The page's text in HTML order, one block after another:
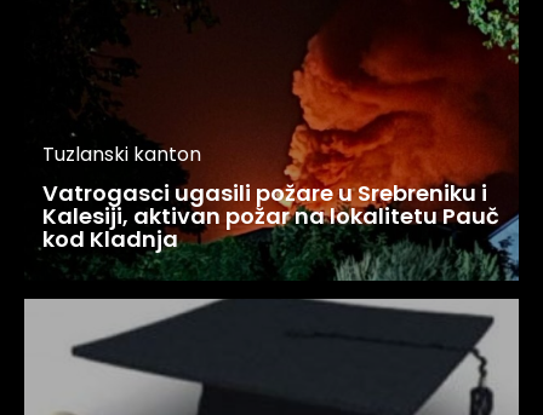
Tuzlanski kanton
Vatrogasci ugasili požare u Srebreniku i
Kalesiji, aktivan požar na lokalitetu Pauč
kod Kladnja